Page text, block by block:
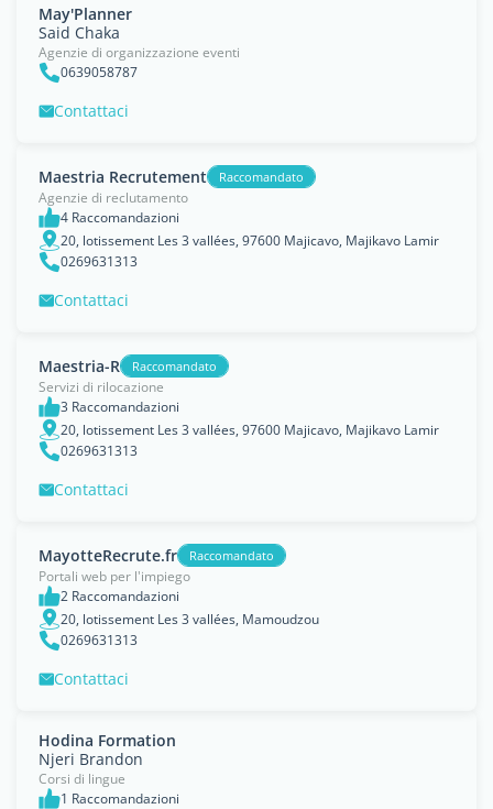
May'Planner
Said Chaka
Agenzie di organizzazione eventi
0639058787
Contattaci
Maestria Recrutement Raccomandato
Agenzie di reclutamento
4 Raccomandazioni
20, lotissement Les 3 vallées, 97600 Majicavo, Majikavo Lamir
0269631313
Contattaci
Maestria-R Raccomandato
Servizi di rilocazione
3 Raccomandazioni
20, lotissement Les 3 vallées, 97600 Majicavo, Majikavo Lamir
0269631313
Contattaci
MayotteRecrute.fr Raccomandato
Portali web per l'impiego
2 Raccomandazioni
20, lotissement Les 3 vallées, Mamoudzou
0269631313
Contattaci
Hodina Formation
Njeri Brandon
Corsi di lingue
1 Raccomandazioni